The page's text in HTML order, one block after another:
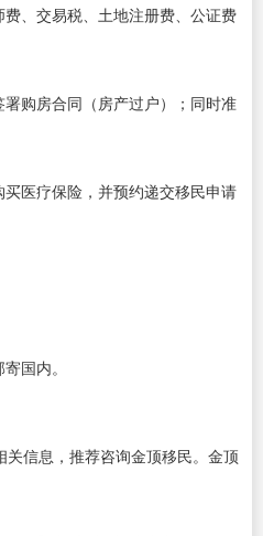
、交易税、土地注册费、公证费
购房合同（房产过户）；同时准
医疗保险，并预约递交移民申请
国内。
信息，推荐咨询金顶移民。金顶